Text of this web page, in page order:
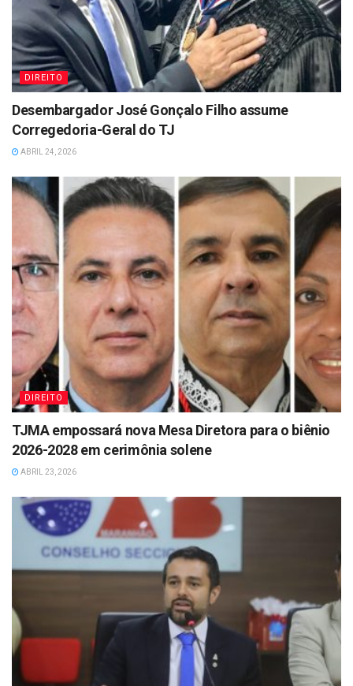
DIREITO
Desembargador José Gonçalo Filho assume
Corregedoria-Geral do TJ
ABRIL 24, 2026
DIREITO
TJMA empossará nova Mesa Diretora para o biênio
2026-2028 em cerimônia solene
ABRIL 23, 2026